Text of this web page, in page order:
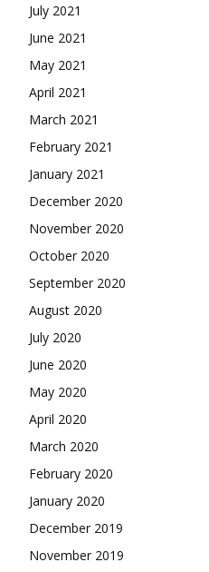
July 2021
June 2021
May 2021
April 2021
March 2021
February 2021
January 2021
December 2020
November 2020
October 2020
September 2020
August 2020
July 2020
June 2020
May 2020
April 2020
March 2020
February 2020
January 2020
December 2019
November 2019